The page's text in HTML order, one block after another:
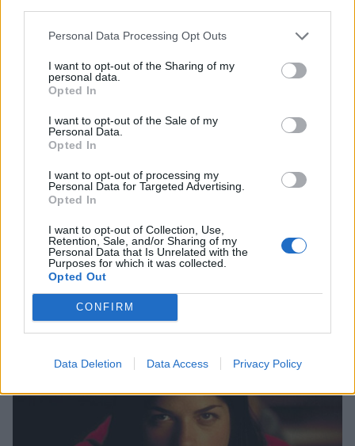
Personal Data Processing Opt Outs
I want to opt-out of the Sharing of my
personal data.
Opted In
I want to opt-out of the Sale of my
Personal Data.
Opted In
I want to opt-out of processing my
Personal Data for Targeted Advertising.
Opted In
I want to opt-out of Collection, Use,
Retention, Sale, and/or Sharing of my
Personal Data that Is Unrelated with the
Purposes for which it was collected.
Opted Out
CONFIRM
Data Deletion Data Access Privacy Policy
16.3.2021, 22:40
Sarah Michelle Gellar innoissaan –
sai lapsensa koukuttumaan Buffy,
vampyyrintappaja -sarjaan